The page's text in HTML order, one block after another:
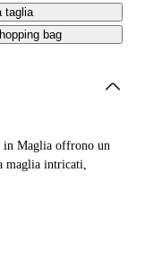
taglia
bag
in Maglia offrono un
maglia intricati,